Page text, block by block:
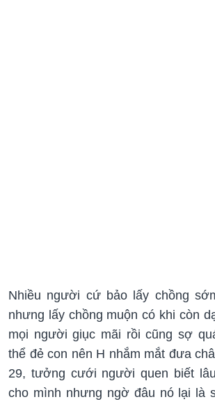
Nhiều người cứ bảo lấy chồng
nhưng lấy chồng muộn có khi còn
mọi người giục mãi rồi cũng sợ
thể đẻ con nên H nhắm mắt đưa
29, tưởng cưới người quen biết
cho mình nhưng ngờ đâu nó lại là